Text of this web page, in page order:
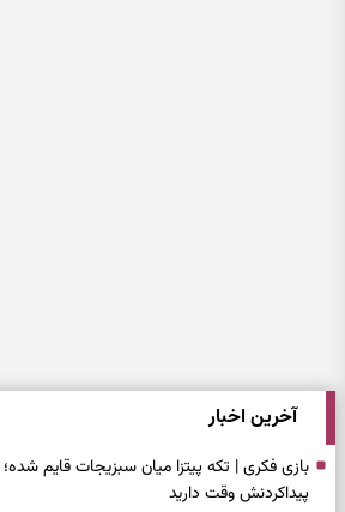
آخرین اخبار
پیداکردنش وقت دارید